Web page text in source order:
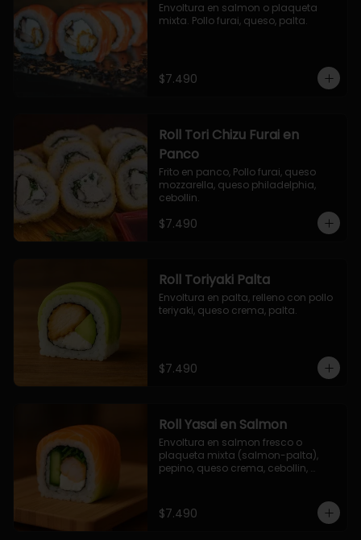
Envoltura en salmon o plaqueta
mixta. Pollo furai, queso, palta.
$7.490
Roll Tori Chizu Furai en
Panco
Frito en panco, Pollo furai, queso
mozzarella, queso philadelphia,
cebollin.
$7.490
Roll Toriyaki Palta
Envoltura en palta, relleno con pollo
teriyaki, queso crema, palta.
$7.490
Roll Yasai en Salmon
Envoltura en salmon fresco o
plaqueta mixta (salmon-palta),
pepino, queso crema, cebollin,
$7.490